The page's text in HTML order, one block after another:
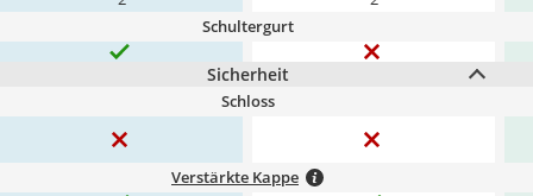
Schultergurt
Sicherheit
Schloss
Verstärkte Kappe